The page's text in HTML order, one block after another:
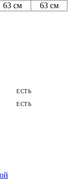
63 см 63 см
ЕСТЬ
ЕСТЬ